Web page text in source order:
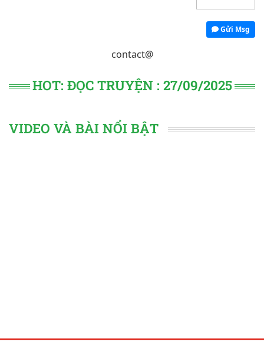
Gửi Msg
contact@
HOT: ĐỌC TRUYỆN : 27/09/2025
VIDEO VÀ BÀI NỔI BẬT